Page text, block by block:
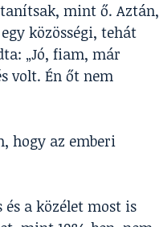
mint ő. Aztán,
közösségi, tehát
„Jó, fiam, már
volt. Én őt nem
hogy az emberi
a közélet most is